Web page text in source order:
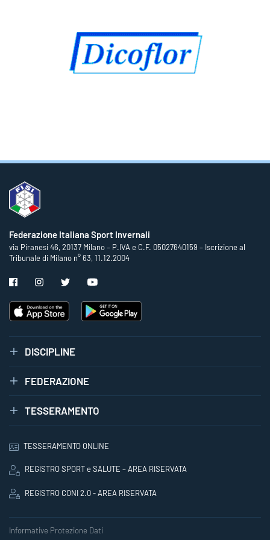
Federazione Italiana Sport Invernali
via Piranesi 46, 20137 Milano – P.IVA e C.F. 05027640159 – Iscrizione al
Tribunale di Milano n° 63, 11.12.2004
DISCIPLINE
FEDERAZIONE
TESSERAMENTO
TESSERAMENTO ONLINE
REGISTRO SPORT e SALUTE – AREA RISERVATA
REGISTRO CONI 2.0 - AREA RISERVATA
Informative Protezione Dati